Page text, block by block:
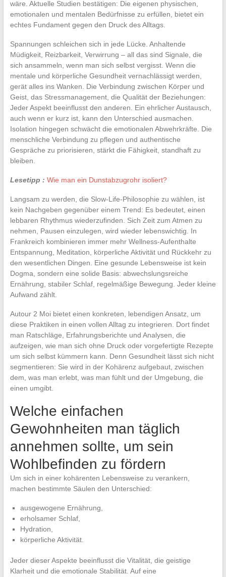
wäre. Aktuelle Studien bestätigen: Die eigenen physischen,
emotionalen und mentalen Bedürfnisse zu erfüllen, bietet ein
echtes Fundament gegen den Druck des Alltags.
Spannungen schleichen sich in jede Lücke. Anhaltende
Müdigkeit, Reizbarkeit, Verwirrung – all das sind Signale, die
sich ansammeln, wenn man sich selbst vergisst. Wenn die
mentale und körperliche Gesundheit vernachlässigt werden,
gerät alles ins Wanken. Die Verbindung zwischen Körper und
Geist, das Stressmanagement, die Qualität der Beziehungen:
Jeder Aspekt beeinflusst den anderen. Ein ehrlicher Austausch,
auch wenn er kurz ist, kann den Unterschied ausmachen.
Isolation hingegen schwächt die emotionalen Abwehrkräfte. Die
menschliche Verbindung zu pflegen und authentische
Gespräche zu priorisieren, stärkt die Fähigkeit, standhaft zu
bleiben.
Lesetipp : Wie man ein Dunstabzugrohr isoliert?
Langsam zu werden, die Slow-Life-Philosophie zu wählen, ist
kein Nachgeben gegenüber einem Trend: Es bedeutet, einen
lebbaren Rhythmus wiederzufinden. Sich Zeit zum Atmen zu
nehmen, Pausen einzulegen, wird wieder lebenswichtig. In
Frankreich kombinieren immer mehr Wellness-Aufenthalte
Entspannung, Meditation, körperliche Aktivität und Rückkehr zu
den wesentlichen Dingen. Eine gesunde Lebensweise ist kein
Dogma, sondern eine solide Basis: abwechslungsreiche
Ernährung, stabiler Schlaf, regelmäßige Bewegung. Jeder kleine
Aufwand zählt.
Autour 2 Moi bietet einen konkreten, lebendigen Ansatz, um
diese Praktiken in einen vollen Alltag zu integrieren. Dort findet
man Ratschläge, Erfahrungsberichte und Analysen, die
aufzeigen, wie man sich ohne Druck oder vorgefertigte Rezepte
um sich selbst kümmern kann. Denn Gesundheit lässt sich nicht
segmentieren: Sie wird in der Kohärenz aufgebaut, zwischen
dem, was man erlebt, was man fühlt und der Umgebung, die
einen umgibt.
Welche einfachen
Gewohnheiten man täglich
annehmen sollte, um sein
Wohlbefinden zu fördern
Um sich in einer kohärenten Lebensweise zu verankern,
machen bestimmte Säulen den Unterschied:
ausgewogene Ernährung,
erholsamer Schlaf,
Hydration,
körperliche Aktivität.
Jeder dieser Aspekte beeinflusst die Vitalität, die geistige
Klarheit und die emotionale Stabilität. Auf eine